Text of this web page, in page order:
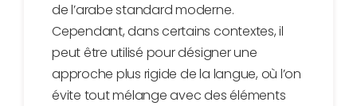
de l’arabe standard moderne.
Cependant, dans certains contextes, il
peut être utilisé pour désigner une
approche plus rigide de la langue, où l’on
évite tout mélange avec des éléments